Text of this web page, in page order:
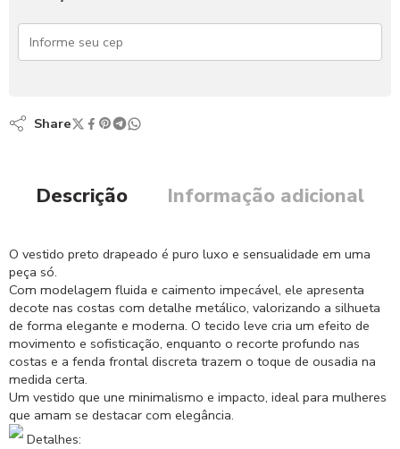
Share
Descrição Informação adicional
O vestido preto drapeado é puro luxo e sensualidade em uma
peça só.
Com modelagem fluida e caimento impecável, ele apresenta
decote nas costas com detalhe metálico, valorizando a silhueta
de forma elegante e moderna. O tecido leve cria um efeito de
movimento e sofisticação, enquanto o recorte profundo nas
costas e a fenda frontal discreta trazem o toque de ousadia na
medida certa.
Um vestido que une minimalismo e impacto, ideal para mulheres
que amam se destacar com elegância.
Detalhes: